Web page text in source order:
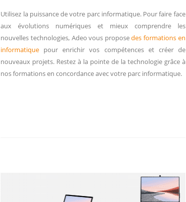
Utilisez la puissance de votre parc informatique. Pour faire face
aux évolutions numériques et mieux comprendre les
nouvelles technologies, Adeo vous proposedes formations en
informatique pour enrichir vos compétences et créer de
nouveaux projets. Restez à la pointe de la technologie grâce à
nos formations en concordance avec votre parc informatique.